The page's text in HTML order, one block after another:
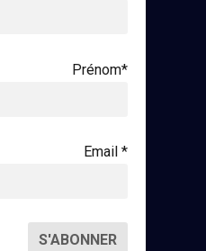
Prénom*
Email *